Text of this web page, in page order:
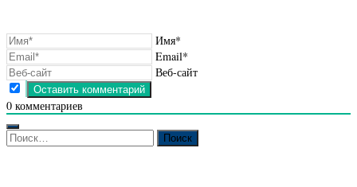
Имя*
Email*
Веб-сайт
0 комментариев
Найти: